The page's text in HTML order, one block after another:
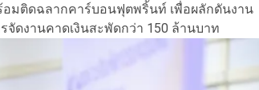
มติดฉลากคาร์บอนฟุตพริ้นท์ เพื่อผลักดันงาน
ดงานคาดเงินสะพัดกว่า 150 ล้านบาท